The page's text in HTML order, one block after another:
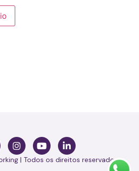
| Todos os direitos reservados.